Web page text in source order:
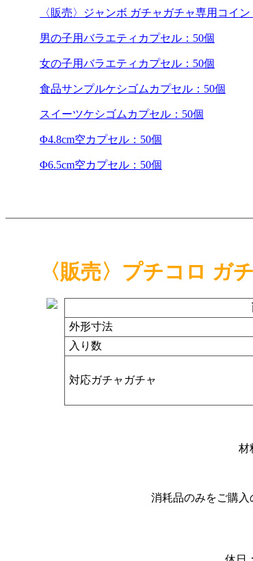
〈販売〉ジャンボ ガチャガチャ専用コイン
男の子用バラエティカプセル：50個
女の子用バラエティカプセル：50個
食品サンプルケシゴムカプセル：50個
スイーツケシゴムカプセル：50個
Φ4.8cm空カプセル：50個
Φ6.5cm空カプセル：50個
〈販売〉プチコロ ガ
外形寸法
入り数
対応ガチャガチャ
材
消耗品のみをご購入